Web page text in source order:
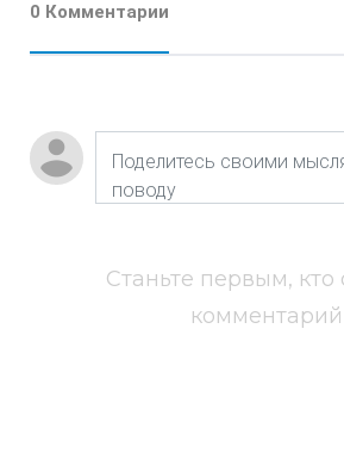
0 Комментарии
Станьте первым, кто
комментарий